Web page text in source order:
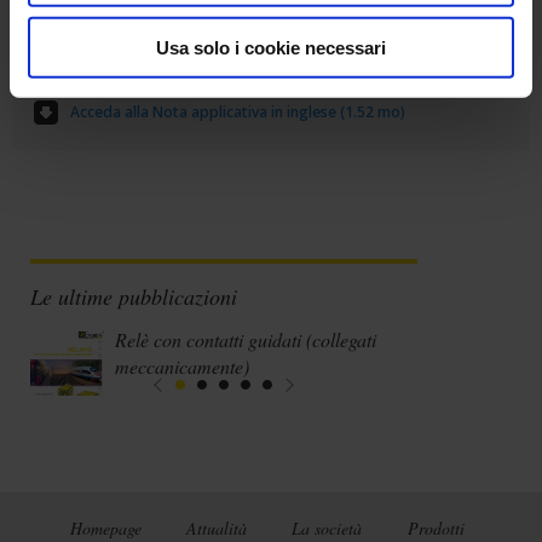
Usa solo i cookie necessari
Acceda alla Nota applicativa in inglese (1.52 mo)
Le ultime pubblicazioni
Relè con contatti guidati (collegati
meccanicamente)
Homepage Attualità La società Prodotti